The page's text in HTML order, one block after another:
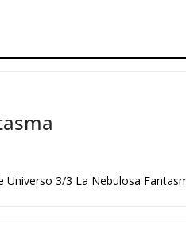
Universo 3/3 La Nebulosa